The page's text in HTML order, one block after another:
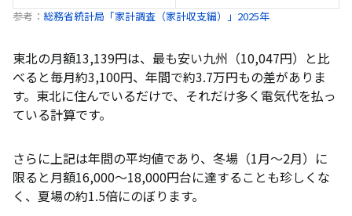
電気料金は「月額の総額」で比較する
東北は冬場の使用量でシミュレーションする
ガソリン割引やポイント還元も含めてトータルで比
較する
契約期間の縛り・解約金はあるか
東北の世帯別おすすめ電力会社
一人暮らし向けおすすめ電力会社
参考： 総務省統計局「家計調査（家計収支編）」2025年
東北の月額13,139円は、最も安い九州（10,047円）と比
べると毎月約3,100円、年間で約3.7万円もの差がありま
す。東北に住んでいるだけで、それだけ多く電気代を払っ
ている計算です。
さらに上記は年間の平均値であり、冬場（1月〜2月）に
限ると月額16,000〜18,000円台に達することも珍しくな
く、夏場の約1.5倍にのぼります。